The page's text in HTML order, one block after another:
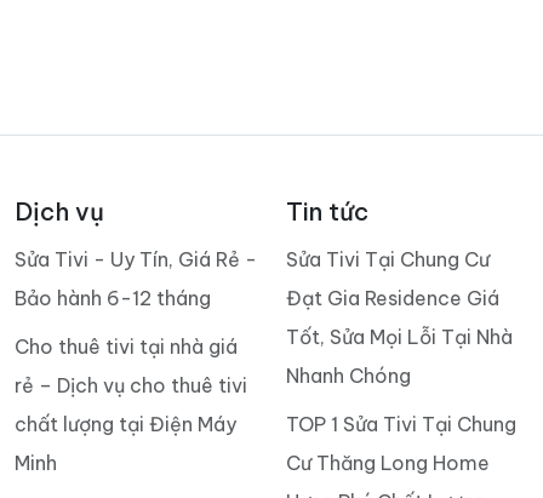
Dịch vụ
Sửa Tivi - Uy Tín, Giá Rẻ -
Bảo hành 6-12 tháng
Cho thuê tivi tại nhà giá
rẻ – Dịch vụ cho thuê tivi
chất lượng tại Điện Máy
Minh
Tin tức
Sửa Tivi Tại Chung Cư
Đạt Gia Residence Giá
Tốt, Sửa Mọi Lỗi Tại Nhà
Nhanh Chóng
TOP 1 Sửa Tivi Tại Chung
Cư Thăng Long Home